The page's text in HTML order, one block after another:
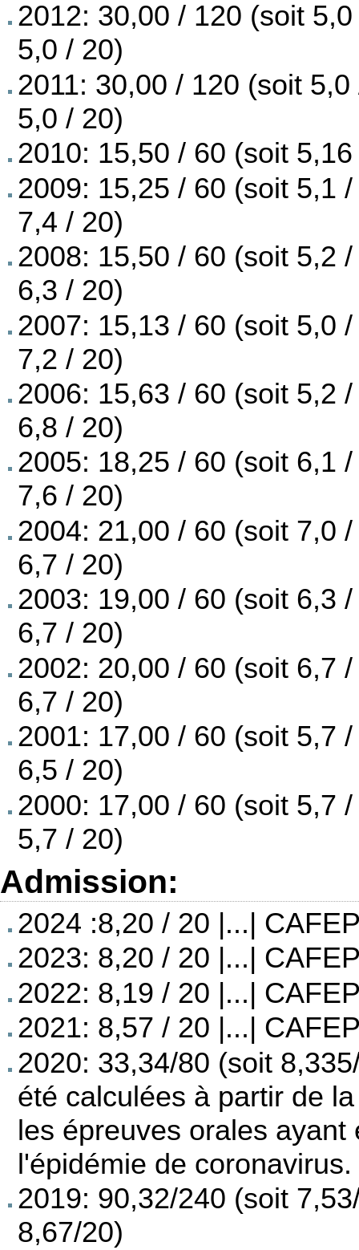
2012: 30,00 / 120 (soit
5,0 / 20)
2011: 30,00 / 120 (soit
5,0 / 20)
2010: 15,50 / 60 (soit
2009: 15,25 / 60 (soit 5,1
7,4 / 20)
2008: 15,50 / 60 (soit 5,2
6,3 / 20)
2007: 15,13 / 60 (soit 5,0
7,2 / 20)
2006: 15,63 / 60 (soit 5,2
6,8 / 20)
2005: 18,25 / 60 (soit 6,1
7,6 / 20)
2004: 21,00 / 60 (soit 7,0
6,7 / 20)
2003: 19,00 / 60 (soit 6,3
6,7 / 20)
2002: 20,00 / 60 (soit 6,7
6,7 / 20)
2001: 17,00 / 60 (soit 5,7
6,5 / 20)
2000: 17,00 / 60 (soit 5,7
5,7 / 20)
Admission:
2024 :8,20 / 20 |...|
2023: 8,20 / 20 |...|
2022: 8,19 / 20 |...|
2021: 8,57 / 20 |...|
2020: 33,34/80 (soit
été calculées à partir de
les épreuves orales
l'épidémie de coronavirus.
2019: 90,32/240 (soit
8,67/20)